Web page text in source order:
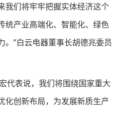
我们将牢牢把握实体经济这个
统产业高端化、智能化、绿色
。”白云电器董事长胡德兆委员
代表说，我们将围绕国家重大
化创新布局，为发展新质生产